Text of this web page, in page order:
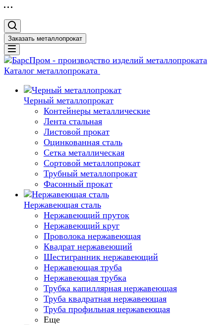
Заказать металлопрокат
Каталог металлопроката
Черный металлопрокат
Контейнеры металлические
Лента стальная
Листовой прокат
Оцинкованная сталь
Сетка металлическая
Сортовой металлопрокат
Трубный металлопрокат
Фасонный прокат
Нержавеющая сталь
Нержавеющий пруток
Нержавеющий круг
Проволока нержавеющая
Квадрат нержавеющий
Шестигранник нержавеющий
Нержавеющая труба
Нержавеющая трубка
Трубка капиллярная нержавеющая
Труба квадратная нержавеющая
Труба профильная нержавеющая
Еще